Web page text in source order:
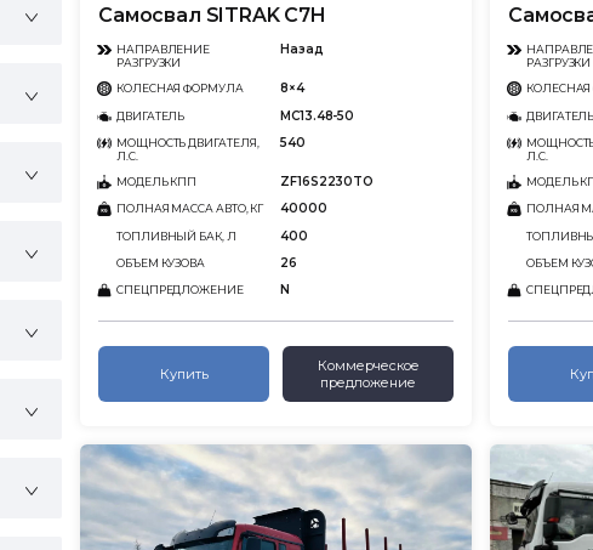
Самосвал SITRAK C7H
НАПРАВЛЕНИЕ
РАЗГРУЗКИ
Назад
КОЛЕСНАЯ ФОРМУЛА 8×4
ДВИГАТЕЛЬ MC13.48-50
МОЩНОСТЬ ДВИГАТЕЛЯ,
Л.С.
540
МОДЕЛЬ КПП ZF16S2230TO
ПОЛНАЯ МАССА АВТО, КГ 40000
ТОПЛИВНЫЙ БАК, Л 400
ОБЪЕМ КУЗОВА 26
СПЕЦПРЕДЛОЖЕНИЕ N
Купить
Коммерческое
предложение
РАЗГРУЗКИ
ДВИГАТЕЛЬ
МОЩНОСТЬ
Л.С.
МОДЕЛЬ
ПОЛНАЯ
ОБЪЕМ